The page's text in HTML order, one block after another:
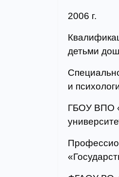
2006 г.
детьми
и
ГБОУ ВПО